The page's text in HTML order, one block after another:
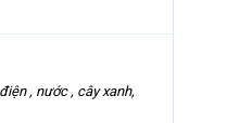
, nước , cây xanh,